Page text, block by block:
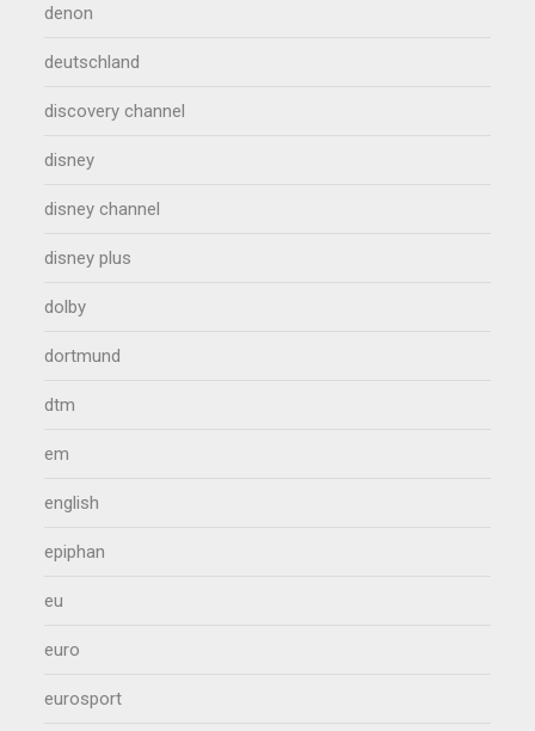
denon
deutschland
discovery channel
disney
disney channel
disney plus
dolby
dortmund
dtm
em
english
epiphan
eu
euro
eurosport